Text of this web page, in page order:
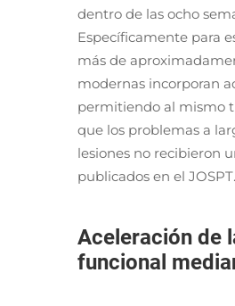
dentro de las ocho
Específicamente para
más de
modernas incorporan
permitiendo al mismo
que los problemas a
lesiones no recibieron
publicados en el JOSPT.
Aceleración de
funcional